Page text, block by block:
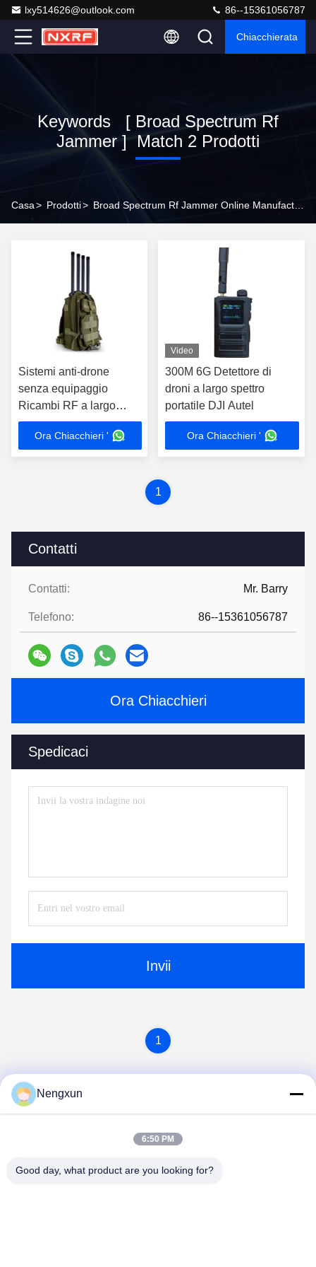
lxy514626@outlook.com 86--15361056787
Chiacchierata
Keywords [ Broad Spectrum Rf
Jammer ] Match 2 Prodotti
Casa> Prodotti>
Contatti
Contatti: Mr. Barry
Telefono: 86--15361056787
Ora Chiacchieri
Spedicaci
Invii
Sistemi anti-drone
senza equipaggio
Ricambi RF a largo
spettro 4 canale 720-
1050MHz
Ora Chiacchieri '
Video
300M 6G Detettore di
droni a largo spettro
portatile DJI Autel
Ora Chiacchieri '
1
1
Nengxun Communication Technology Co.,Ltd.
Nengxun
6:50 PM
Good day, what product are you looking for?